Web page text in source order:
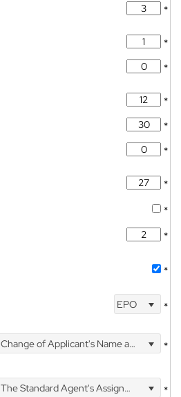
*
*
*
*
*
*
*
*
*
*
EPO *
Change of Applicant's Name and Address *
The Standard Agent's Assignment
*